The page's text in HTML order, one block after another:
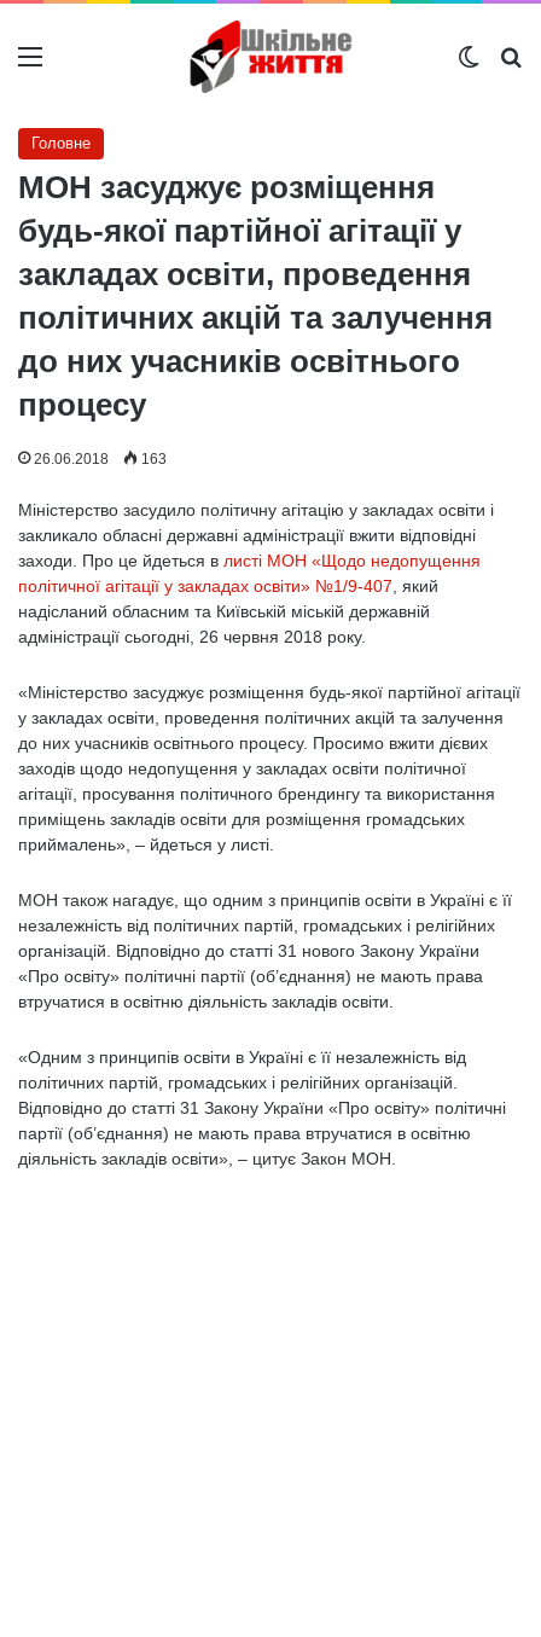
Меню
Головне
МОН засуджує розміщення
будь-якої партійної агітації у
закладах освіти, проведення
політичних акцій та залучення
до них учасників освітнього
процесу
26.06.2018 163
Міністерство засудило політичну агітацію у закладах освіти і
закликало обласні державні адміністрації вжити відповідні
заходи. Про це йдеться в листі МОН «Щодо недопущення
політичної агітації у закладах освіти» №1/9-407 , який
надісланий обласним та Київській міській державній
адміністрації сьогодні, 26 червня 2018 року.
«Міністерство засуджує розміщення будь-якої партійної агітації
у закладах освіти, проведення політичних акцій та залучення
до них учасників освітнього процесу. Просимо вжити дієвих
заходів щодо недопущення у закладах освіти політичної
агітації, просування політичного брендингу та використання
приміщень закладів освіти для розміщення громадських
приймалень», – йдеться у листі.
МОН також нагадує, що одним з принципів освіти в Україні є її
незалежність від політичних партій, громадських і релігійних
організацій. Відповідно до статті 31 нового Закону України
«Про освіту» політичні партії (об’єднання) не мають права
втручатися в освітню діяльність закладів освіти.
«Одним з принципів освіти в Україні є її незалежність від
політичних партій, громадських і релігійних організацій.
Відповідно до статті 31 Закону України «Про освіту» політичні
партії (об’єднання) не мають права втручатися в освітню
діяльність закладів освіти», – цитує Закон МОН.